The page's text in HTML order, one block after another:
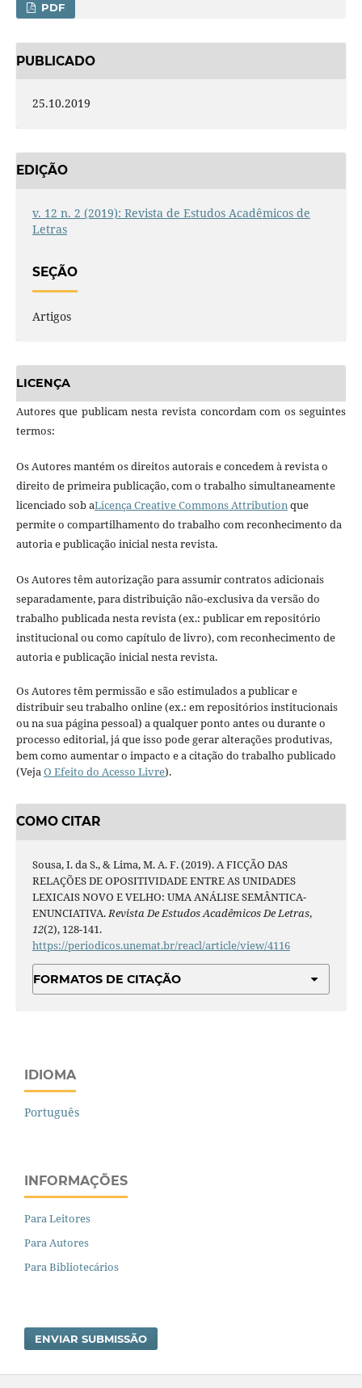
PDF
PUBLICADO
25.10.2019
EDIÇÃO
v. 12 n. 2 (2019): Revista de Estudos Acadêmicos de
Letras
SEÇÃO
Artigos
LICENÇA
Autores que publicam nesta revista concordam com os seguintes
termos:
Os Autores mantém os direitos autorais e concedem à revista o
direito de primeira publicação, com o trabalho simultaneamente
licenciado sob aLicença Creative Commons Attributionque
permite o compartilhamento do trabalho com reconhecimento da
autoria e publicação inicial nesta revista.
Os Autores têm autorização para assumir contratos adicionais
separadamente, para distribuição não-exclusiva da versão do
trabalho publicada nesta revista (ex.: publicar em repositório
institucional ou como capítulo de livro), com reconhecimento de
autoria e publicação inicial nesta revista.
Os Autores têm permissão e são estimulados a publicar e
distribuir seu trabalho online (ex.: em repositórios institucionais
ou na sua página pessoal) a qualquer ponto antes ou durante o
processo editorial, já que isso pode gerar alterações produtivas,
bem como aumentar o impacto e a citação do trabalho publicado
(VejaO Efeito do Acesso Livre).
COMO CITAR
Sousa, I. da S., & Lima, M. A. F. (2019). A FICÇÃO DAS
RELAÇÕES DE OPOSITIVIDADE ENTRE AS UNIDADES
LEXICAIS NOVO E VELHO: UMA ANÁLISE SEMÂNTICA-
ENUNCIATIVA.Revista De Estudos Acadêmicos De Letras,
12(2), 128-141.
https://periodicos.unemat.br/reacl/article/view/4116
FORMATOS DE CITAÇÃO
IDIOMA
Português
INFORMAÇÕES
Para Leitores
Para Autores
Para Bibliotecários
ENVIAR SUBMISSÃO